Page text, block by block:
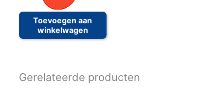
Toevoegen aan
winkelwagen
Gerelateerde producten